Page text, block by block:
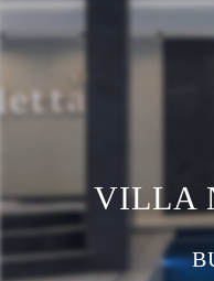
VILLA